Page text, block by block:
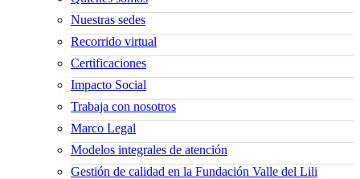
Nuestras sedes
Recorrido virtual
Certificaciones
Impacto Social
Trabaja con nosotros
Marco Legal
Modelos integrales de atención
Gestión de calidad en la Fundación Valle del Lili